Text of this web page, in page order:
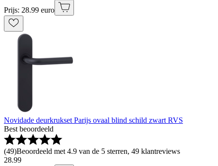
Prijs: 28.99 euro
Novidade deurkrukset Parijs ovaal blind schild zwart RVS
Best beoordeeld
(49)Beoordeeld met 4.9 van de 5 sterren, 49 klantreviews
28.99